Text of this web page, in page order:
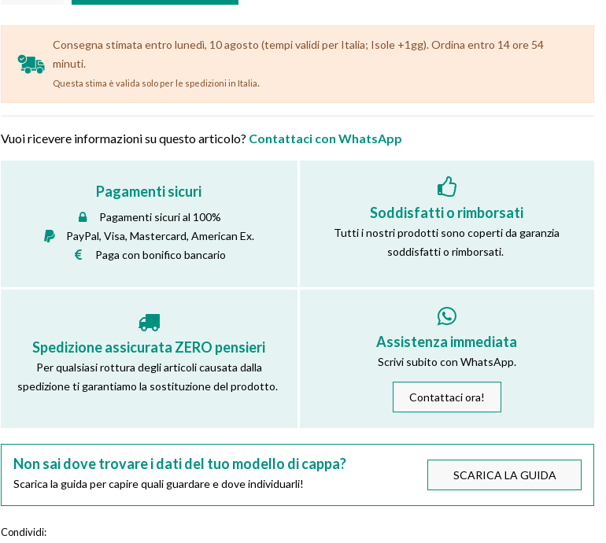
Consegna stimata entro lunedì, 10 agosto (tempi validi per Italia; Isole +1gg). Ordina entro 14 ore 54
minuti.
Questa stima è valida solo per le spedizioni in Italia.
Vuoi ricevere informazioni su questo articolo? Contattaci con WhatsApp
Pagamenti sicuri
Pagamenti sicuri al 100%
PayPal, Visa, Mastercard, American Ex.
Paga con bonifico bancario
Soddisfatti o rimborsati
Tutti i nostri prodotti sono coperti da garanzia
soddisfatti o rimborsati.
Spedizione assicurata ZERO pensieri
Per qualsiasi rottura degli articoli causata dalla
spedizione ti garantiamo la sostituzione del prodotto.
Assistenza immediata
Scrivi subito con WhatsApp.
Contattaci ora!
Non sai dove trovare i dati del tuo modello di cappa?
Scarica la guida per capire quali guardare e dove individuarli!
SCARICA LA GUIDA
Condividi: